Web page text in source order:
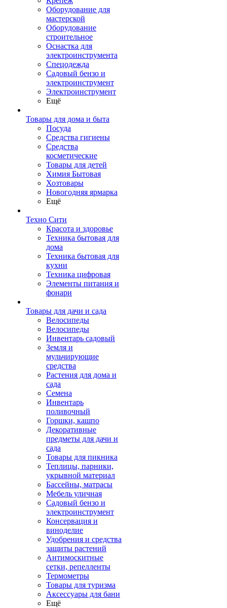
Оборудование для
мастерской
Оборудование
строительное
Оснастка для
электроинструмента
Спецодежда
Садовый бензо и
электроинструмент
Электроинструмент
Ещё
Товары для дома и быта
Посуда
Средства гигиены
Средства
косметические
Товары для детей
Химия Бытовая
Хозтовары
Новогодняя ярмарка
Ещё
Техно Сити
Красота и здоровье
Техника бытовая для
дома
Техника бытовая для
кухни
Техника цифровая
Элементы питания и
фонари
Товары для дачи и сада
Велосипеды
Велосипеды
Инвентарь садовый
Земля и
мульчирующие
средства
Растения для дома и
сада
Семена
Инвентарь
поливочный
Горшки, кашпо
Декоративные
предметы для дачи и
сада
Товары для пикника
Теплицы, парники,
укрывной материал
Бассейны, матрасы
Мебель уличная
Садовый бензо и
электроинструмент
Консервация и
виноделие
Удобрения и средства
защиты растений
Антимоскитные
сетки, репелленты
Термометры
Товары для туризма
Аксессуары для бани
Ещё